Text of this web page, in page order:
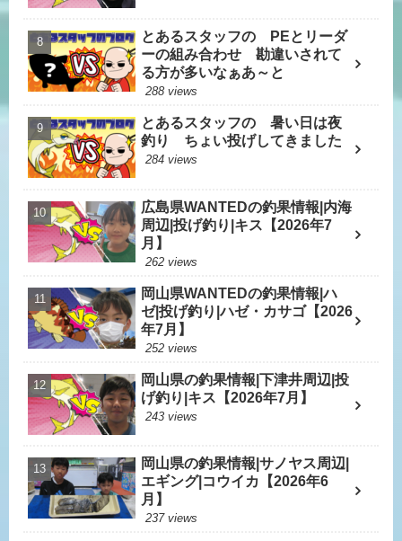
とあるスタッフの PEとリーダ
ーの組み合わせ 勘違いされて
る方が多いなぁあ～と
288 views
とあるスタッフの 暑い日は夜
釣り ちょい投げしてきました
284 views
広島県WANTEDの釣果情報|内海
周辺|投げ釣り|キス【2026年7
月】
262 views
岡山県WANTEDの釣果情報|ハ
ゼ|投げ釣り|ハゼ・カサゴ【2026
年7月】
252 views
岡山県の釣果情報|下津井周辺|投
げ釣り|キス【2026年7月】
243 views
岡山県の釣果情報|サノヤス周辺|
エギング|コウイカ【2026年6
月】
237 views